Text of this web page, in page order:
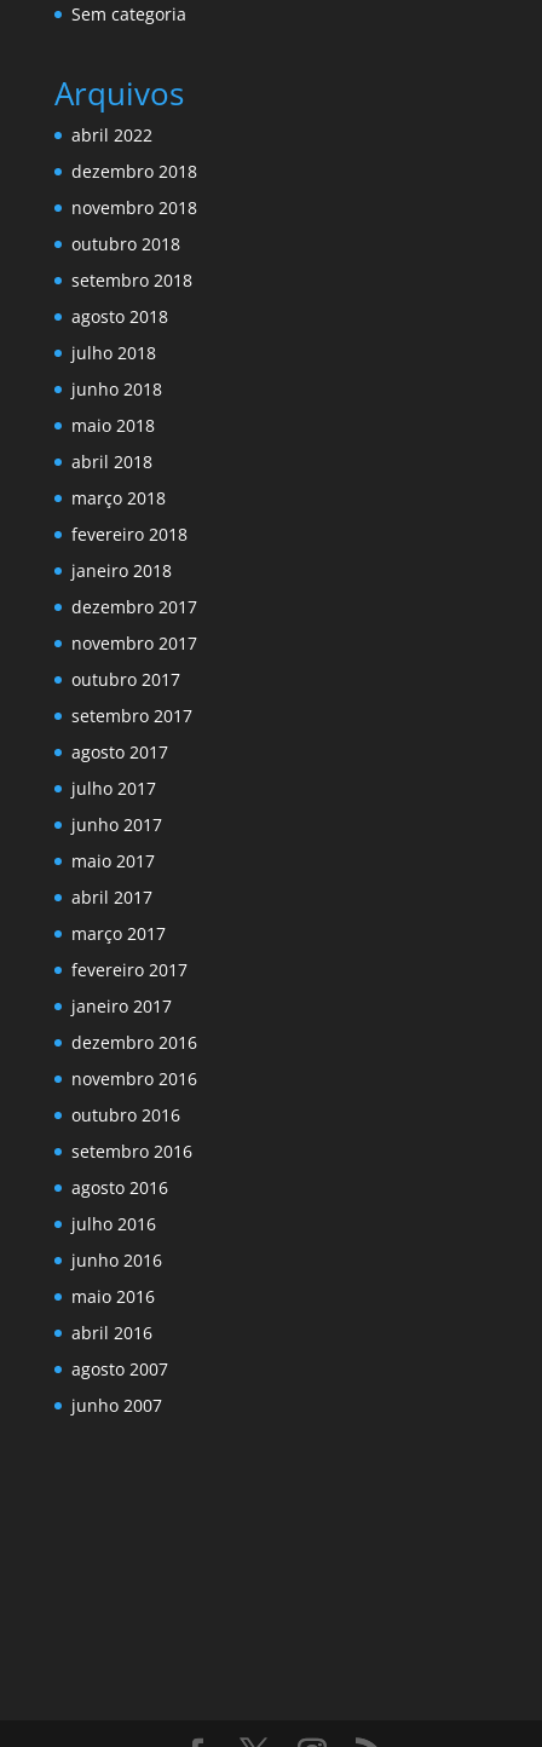
Sem categoria
Arquivos
abril 2022
dezembro 2018
novembro 2018
outubro 2018
setembro 2018
agosto 2018
julho 2018
junho 2018
maio 2018
abril 2018
março 2018
fevereiro 2018
janeiro 2018
dezembro 2017
novembro 2017
outubro 2017
setembro 2017
agosto 2017
julho 2017
junho 2017
maio 2017
abril 2017
março 2017
fevereiro 2017
janeiro 2017
dezembro 2016
novembro 2016
outubro 2016
setembro 2016
agosto 2016
julho 2016
junho 2016
maio 2016
abril 2016
agosto 2007
junho 2007